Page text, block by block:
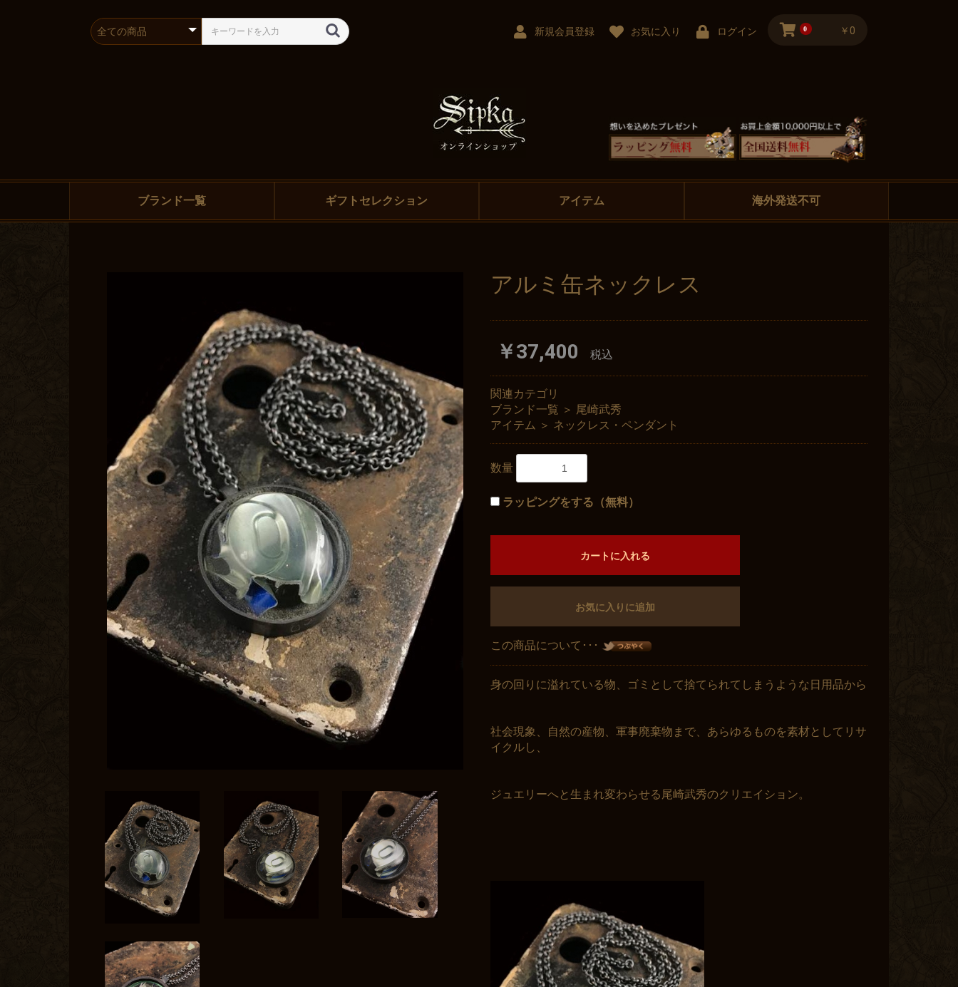
新規会員登録 お気に入り ログイン 0 ￥0
ブランド一覧 ギフトセレクション アイテム 海外発送不可
アルミ缶ネックレス
￥37,400 税込
関連カテゴリ
ブランド一覧 ＞ 尾崎武秀
アイテム ＞ ネックレス・ペンダント
数量
ラッピングをする（無料）
カートに入れる
お気に入りに追加
この商品について･･･
身の回りに溢れている物、ゴミとして捨てられてしまうような日用品から
社会現象、自然の産物、軍事廃棄物まで、あらゆるものを素材としてリサ
イクルし、
ジュエリーへと生まれ変わらせる尾崎武秀のクリエイション。